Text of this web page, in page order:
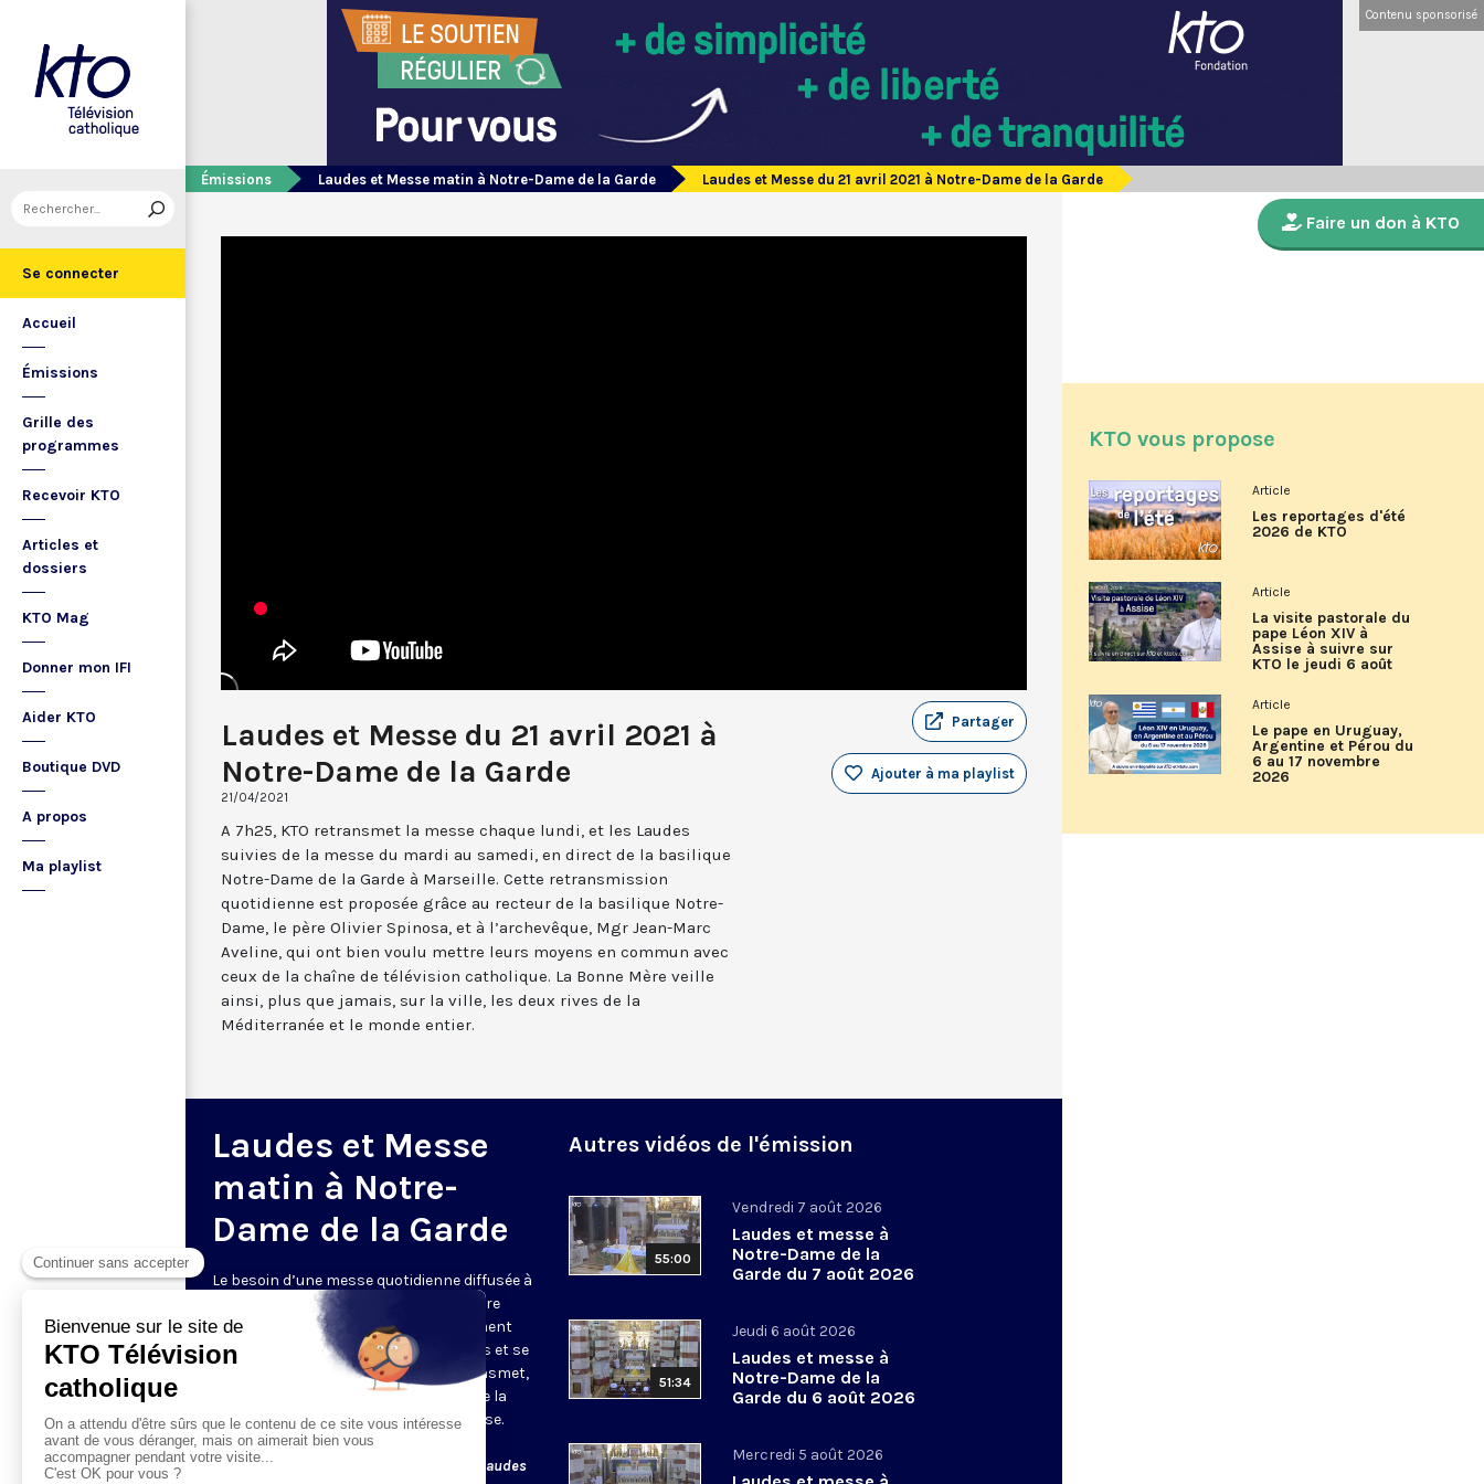
Se connecter
Accueil
Émissions
Grille des
programmes
Recevoir KTO
Articles et
dossiers
KTO Mag
Donner mon IFI
Aider KTO
Boutique DVD
A propos
Ma playlist
Contenu sponsorisé
Émissions Laudes et Messe matin à Notre-Dame de la Garde Laudes et Messe du 21 avril 2021 à Notre-Dame de la Garde
Laudes et Messe du 21 avril 2021 à
Notre-Dame de la Garde
21/04/2021
Partager
Ajouter à ma playlist
A 7h25, KTO retransmet la messe chaque lundi, et les Laudes
suivies de la messe du mardi au samedi, en direct de la basilique
Notre-Dame de la Garde à Marseille. Cette retransmission
quotidienne est proposée grâce au recteur de la basilique Notre-
Dame, le père Olivier Spinosa, et à l’archevêque, Mgr Jean-Marc
Aveline, qui ont bien voulu mettre leurs moyens en commun avec
ceux de la chaîne de télévision catholique. La Bonne Mère veille
ainsi, plus que jamais, sur la ville, les deux rives de la
Méditerranée et le monde entier.
Laudes et Messe
matin à Notre-
Dame de la Garde
Le besoin d’une messe quotidienne diffusée à
la télévision a été exprimé d’une manière
encore plus forte pendant le confinement
dans de nombreux pays francophones et se
maintient depuis la reprise. KTO retransmet,
en direct de la basilique Notre-Dame de la
Garde, à Marseille, les laudes et la messe.
Le lundi à 7h25, la messe
Du mardi au samedi à 7h25, messe avec laudes
Autres vidéos de l'émission
55:00
Vendredi 7 août 2026
Laudes et messe à
Notre-Dame de la
Garde du 7 août 2026
51:34
Jeudi 6 août 2026
Laudes et messe à
Notre-Dame de la
Garde du 6 août 2026
Mercredi 5 août 2026
Faire un don à KTO
KTO vous propose
Article
Les reportages d'été
2026 de KTO
Article
La visite pastorale du
pape Léon XIV à
Assise à suivre sur
KTO le jeudi 6 août
Article
Le pape en Uruguay,
Argentine et Pérou du
6 au 17 novembre
2026